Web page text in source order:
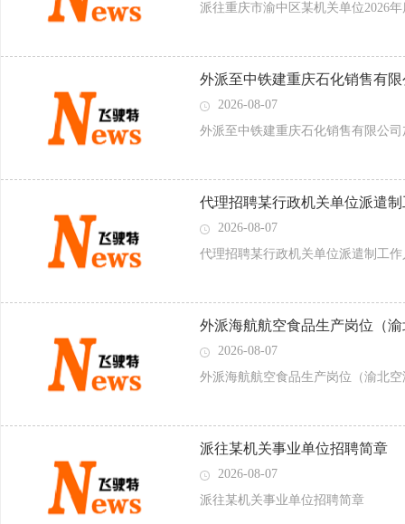
派往重庆市渝中区某机关单位2026
外派至中铁建重庆石化销售有
2026-08-07
外派至中铁建重庆石化销售有限公
代理招聘某行政机关单位派遣
2026-08-07
代理招聘某行政机关单位派遣制工
外派海航航空食品生产岗位（
2026-08-07
外派海航航空食品生产岗位（渝北
派往某机关事业单位招聘简章
2026-08-07
派往某机关事业单位招聘简章